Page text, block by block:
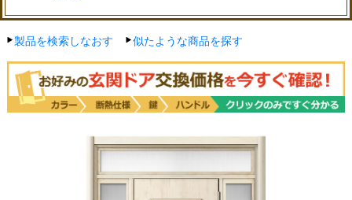
製品を検索しなおす 似たような商品を探す